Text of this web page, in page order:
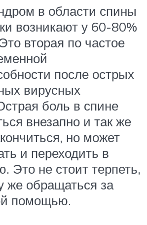
в области спины
возникают у 60-80%
вторая по частое
после острых
вирусных
боль в спине
внезапно и так же
но может
и переходить в
Это не стоит терпеть,
же обращаться за
помощью.